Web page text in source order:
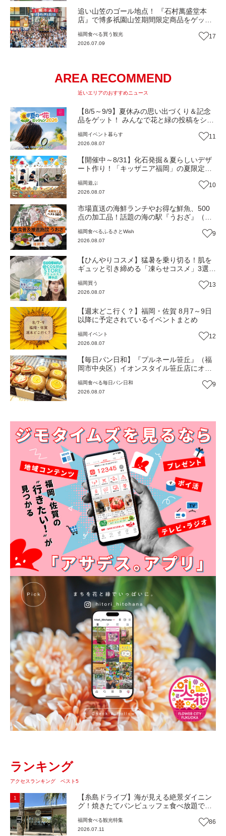
追い山笠のゴール地点！ 『石村萬盛堂本
店』で博多祇園山笠期間限定商品をゲット
福袋「福よせ」（福岡市博多区）【まち歩
き】
福岡食べる買う観光
2026.07.09
17
AREA RECOMMEND
近いエリアのおすすめニュース
【8/5～9/9】夏休みの思い出づくり＆記念
品をゲット！ みんなで花と緑の投稿をシェ
レンジ【一人一花はなきん便り】Vol.55
福岡 イベント暮らす
2026.08.07
11
【開催中～8/31】化石発掘＆夏らしいデザ
ート作り！「キッザニア福岡」の夏限定ア
福岡遊ぶ
2026.08.07
10
市場直送の海鮮ランチやお得な鮮魚、500
点の加工品！話題の海の駅『うおざ』（福
福岡食べる ふるさとWish
2026.08.07
9
【ひんやりコスメ】猛暑を乗り切る！肌を
ギュッと引き締める「凍らせコスメ」3選
福岡 買う
2026.08.07
13
【週末どこ行く？】福岡・佐賀 8月7～9日
以降に予定されているイベントまとめ
福岡 イベント
2026.08.07
12
【毎日パン日和】『プルネール笹丘』（福
岡市中央区）イオンスタイル笹丘店にオー
パン【福岡パン】
福岡食べる毎日パン日和
2026.08.07
9
ランキング
アクセスランキング ベスト5
1
【糸島ドライブ】海が見える絶景ダイニン
グ！焼きたてパンビュッフェ食べ放題で大
Beach Cafe』（福岡・糸島市）【まち歩
き】
福岡食べる観光特集
2026.07.11
86